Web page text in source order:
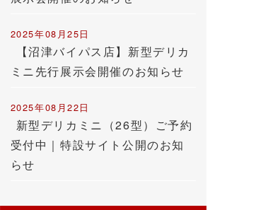
2025年08月25日
【沼津バイパス店】新型デリカ
ミニ先行展示会開催のお知らせ
2025年08月22日
新型デリカミニ（26型）ご予約
受付中｜特設サイト公開のお知
らせ